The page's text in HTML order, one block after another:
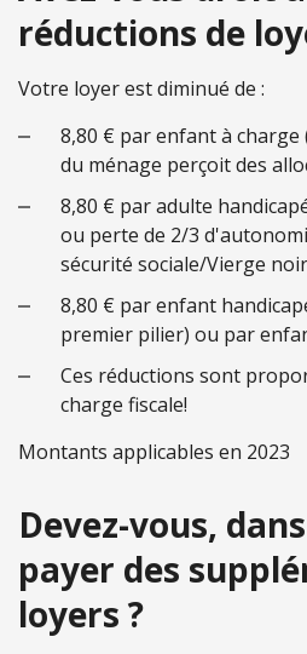
réductions de
Votre loyer est diminué de :
8,80 € par enfant à
du ménage perçoit des
8,80 € par adulte
ou perte de 2/3
sécurité sociale/Vierge
8,80 € par enfant
premier pilier) ou par
Ces réductions sont
charge fiscale!
Montants applicables en 2023
Devez-vous,
payer des
loyers ?